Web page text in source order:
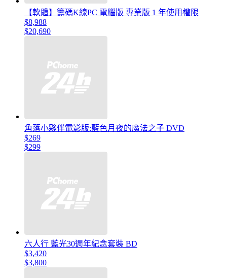
【軟體】籌碼K線PC 電腦版 專業版 1 年使用權限
$8,988
$20,690
角落小夥伴電影版:藍色月夜的魔法之子 DVD
$269
$299
六人行 藍光30週年紀念套裝 BD
$3,420
$3,800